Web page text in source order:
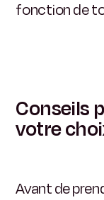
fonction de
Conseils
votre
Avant de